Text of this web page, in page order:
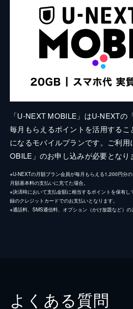
「U-NEXT MOBILE」はU-NEXTの
毎月もらえるポイントを活用する
になるモバイルプランです。ご利
OBILE」のお申し込みが必要となり
※U-NEXTの月額プラン会員が毎月もらえる1,200円分
月額基本料の支払いに充てた場合。
※決済時において支払金額に相当するポイントを保有
録のクレジットカードでのお支払いとなります。
※通話料、SMS通信料、オプション（かけ放題など）の
よくある質問